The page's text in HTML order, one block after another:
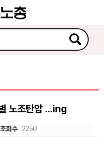
노조탄압 ...ing
조회수 2250
치북5
치북5